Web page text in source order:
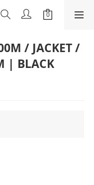
/ JACKET /
| BLACK